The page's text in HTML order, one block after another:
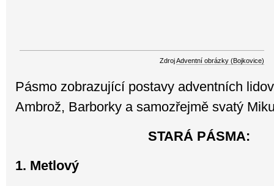
ZdrojAdventní obrázky (Bojkovice)
Pásmo zobrazující postavy adventních
Ambrož, Barborky a samozřejmě svatý
STARÁ PÁSMA:
1. Metlový